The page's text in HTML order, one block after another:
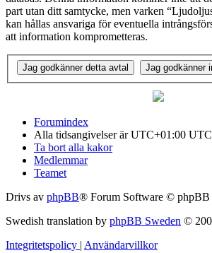
part utan ditt samtycke, men varken
kan hållas ansvariga för eventuella
att information komprometteras.
Forumindex
Alla tidsangivelser är UTC+01:00
Ta bort alla kakor
Medlemmar
Teamet
Drivs av phpBB® Forum Software © phpBB
Swedish translation by phpBB Sweden ©
Integritetspolicy | Användarvillkor